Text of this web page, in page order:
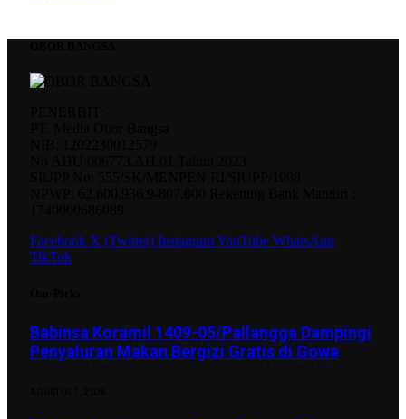
Facebook X (Twitter) InstagramYouTube WhatsApp
TikTok
Babinsa Koramil 1409-05/Pallangga Dampingi
Penyaluran Makan Bergizi Gratis di Gowa